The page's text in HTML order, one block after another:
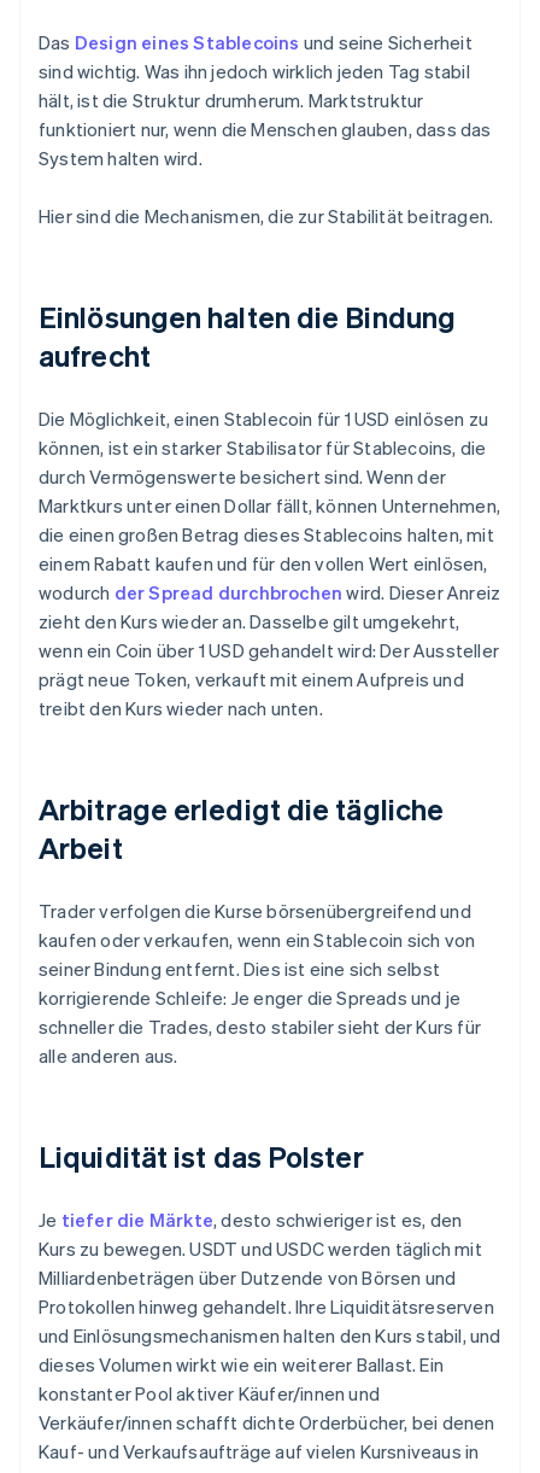
Das Design eines Stablecoins und seine Sicherheit
sind wichtig. Was ihn jedoch wirklich jeden Tag stabil
hält, ist die Struktur drumherum. Marktstruktur
funktioniert nur, wenn die Menschen glauben, dass das
System halten wird.
Hier sind die Mechanismen, die zur Stabilität beitragen.
Einlösungen halten die Bindung
aufrecht
Die Möglichkeit, einen Stablecoin für 1 USD einlösen zu
können, ist ein starker Stabilisator für Stablecoins, die
durch Vermögenswerte besichert sind. Wenn der
Marktkurs unter einen Dollar fällt, können Unternehmen,
die einen großen Betrag dieses Stablecoins halten, mit
einem Rabatt kaufen und für den vollen Wert einlösen,
wodurch der Spread durchbrochen wird. Dieser Anreiz
zieht den Kurs wieder an. Dasselbe gilt umgekehrt,
wenn ein Coin über 1 USD gehandelt wird: Der Aussteller
prägt neue Token, verkauft mit einem Aufpreis und
treibt den Kurs wieder nach unten.
Arbitrage erledigt die tägliche
Arbeit
Trader verfolgen die Kurse börsenübergreifend und
kaufen oder verkaufen, wenn ein Stablecoin sich von
seiner Bindung entfernt. Dies ist eine sich selbst
korrigierende Schleife: Je enger die Spreads und je
schneller die Trades, desto stabiler sieht der Kurs für
alle anderen aus.
Liquidität ist das Polster
Je tiefer die Märkte, desto schwieriger ist es, den
Kurs zu bewegen. USDT und USDC werden täglich mit
Milliardenbeträgen über Dutzende von Börsen und
Protokollen hinweg gehandelt. Ihre Liquiditätsreserven
und Einlösungsmechanismen halten den Kurs stabil, und
dieses Volumen wirkt wie ein weiterer Ballast. Ein
konstanter Pool aktiver Käufer/innen und
Verkäufer/innen schafft dichte Orderbücher, bei denen
Kauf- und Verkaufsaufträge auf vielen Kursniveaus in